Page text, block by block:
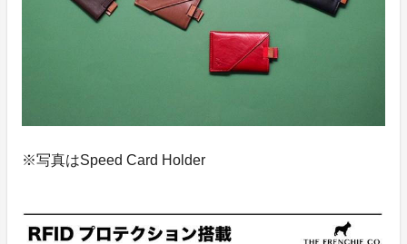
※写真はSpeed Card Holder